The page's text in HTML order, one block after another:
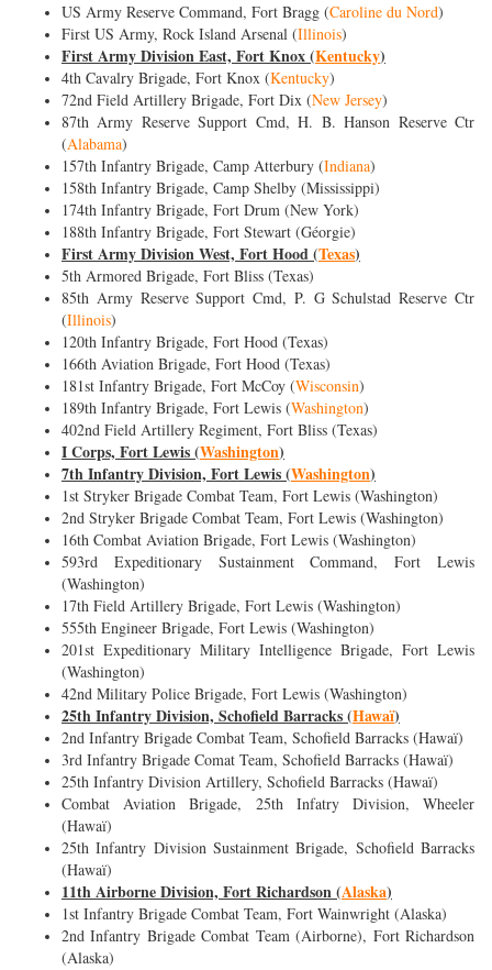
US Army Reserve Command, Fort Bragg (Caroline du Nord)
First US Army, Rock Island Arsenal (Illinois)
First Army Division East, Fort Knox (Kentucky)
4th Cavalry Brigade, Fort Knox (Kentucky)
72nd Field Artillery Brigade, Fort Dix (New Jersey)
87th Army Reserve Support Cmd, H. B. Hanson Reserve Ctr
(Alabama)
157th Infantry Brigade, Camp Atterbury (Indiana)
158th Infantry Brigade, Camp Shelby (Mississippi)
174th Infantry Brigade, Fort Drum (New York)
188th Infantry Brigade, Fort Stewart (Géorgie)
First Army Division West, Fort Hood (Texas)
5th Armored Brigade, Fort Bliss (Texas)
85th Army Reserve Support Cmd, P. G Schulstad Reserve Ctr
(Illinois)
120th Infantry Brigade, Fort Hood (Texas)
166th Aviation Brigade, Fort Hood (Texas)
181st Infantry Brigade, Fort McCoy (Wisconsin)
189th Infantry Brigade, Fort Lewis (Washington)
402nd Field Artillery Regiment, Fort Bliss (Texas)
I Corps, Fort Lewis (Washington)
7th Infantry Division, Fort Lewis (Washington)
1st Stryker Brigade Combat Team, Fort Lewis (Washington)
2nd Stryker Brigade Combat Team, Fort Lewis (Washington)
16th Combat Aviation Brigade, Fort Lewis (Washington)
593rd Expeditionary Sustainment Command, Fort Lewis
(Washington)
17th Field Artillery Brigade, Fort Lewis (Washington)
555th Engineer Brigade, Fort Lewis (Washington)
201st Expeditionary Military Intelligence Brigade, Fort Lewis
(Washington)
42nd Military Police Brigade, Fort Lewis (Washington)
25th Infantry Division, Schofield Barracks (Hawaï)
2nd Infantry Brigade Combat Team, Schofield Barracks (Hawaï)
3rd Infantry Brigade Comat Team, Schofield Barracks (Hawaï)
25th Infantry Division Artillery, Schofield Barracks (Hawaï)
Combat Aviation Brigade, 25th Infatry Division, Wheeler
(Hawaï)
25th Infantry Division Sustainment Brigade, Schofield Barracks
(Hawaï)
11th Airborne Division, Fort Richardson (Alaska)
1st Infantry Brigade Combat Team, Fort Wainwright (Alaska)
2nd Infantry Brigade Combat Team (Airborne), Fort Richardson
(Alaska)